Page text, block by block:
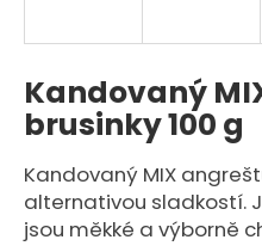
Kandovaný
brusinky 100 g
Kandovaný MIX
alternativou sladkostí.
jsou měkké a výborně
a
j
í
t
?